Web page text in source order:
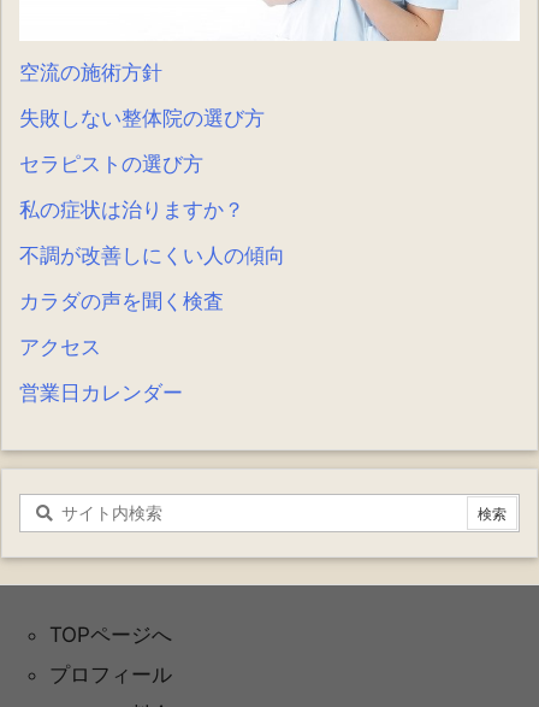
空流の施術方針
失敗しない整体院の選び方
セラピストの選び方
私の症状は治りますか？
不調が改善しにくい人の傾向
カラダの声を聞く検査
アクセス
営業日カレンダー
TOPページへ
プロフィール